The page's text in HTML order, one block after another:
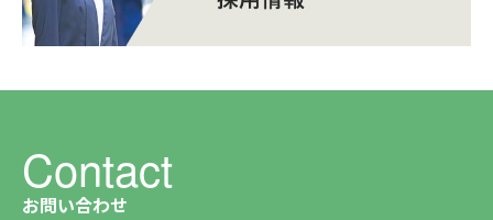
Contact
お問い合わせ